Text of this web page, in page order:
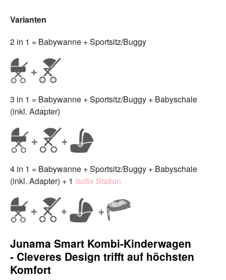
Varianten
2 in 1 = Babywanne + Sportsitz/Buggy
3 in 1 = Babywanne + Sportsitz/Buggy + Babyschale
(inkl. Adapter)
4 in 1 = Babywanne + Sportsitz/Buggy + Babyschale
(inkl. Adapter) + 1 Isofix Station
Junama Smart Kombi-Kinderwagen
- Cleveres Design trifft auf höchsten
Komfort